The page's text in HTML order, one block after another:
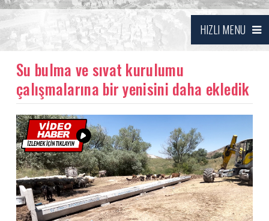
HIZLI MENU
Su bulma ve sıvat kurulumu
çalışmalarına bir yenisini daha ekledik